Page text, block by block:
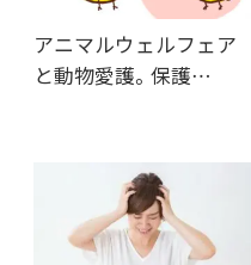
アニマルウェルフェア
と動物愛護。保護…